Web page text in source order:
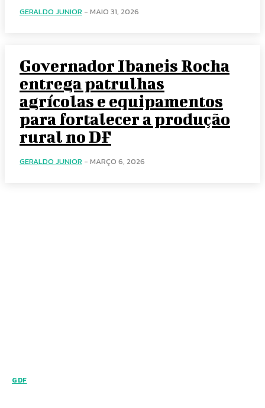
GERALDO JUNIOR - MAIO 31, 2026
Governador Ibaneis Rocha
entrega patrulhas
agrícolas e equipamentos
para fortalecer a produção
rural no DF
GERALDO JUNIOR - MARÇO 6, 2026
GDF